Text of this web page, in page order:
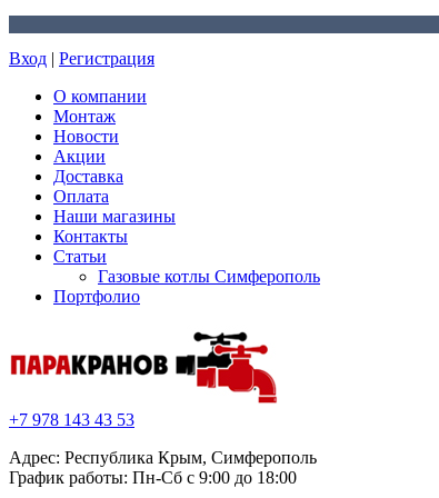
Вход | Регистрация
О компании
Монтаж
Новости
Акции
Доставка
Оплата
Наши магазины
Контакты
Статьи
Газовые котлы Симферополь
Портфолио
+7 978 143 43 53
Адрес: Республика Крым, Симферополь
График работы: Пн-Сб с 9:00 до 18:00